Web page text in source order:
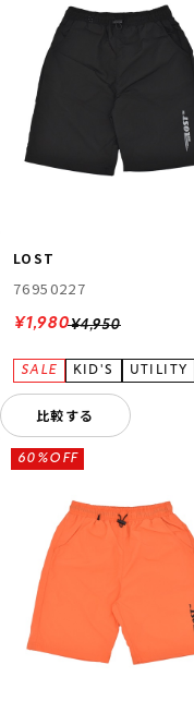
RIDE LIFE MAGAZINE一
スタッフスナップ
中古/アウトレット サー
中古/アウトレット スノ
ー
ムラサ
ポイント
LOST
76950227
¥4,950
¥1,980
比較する
60%OFF